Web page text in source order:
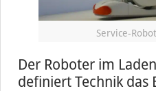
Service-
Der Roboter im
definiert Technik das